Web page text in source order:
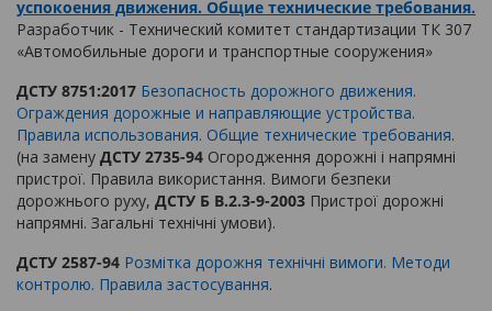
успокоения движения. Общие технические требования.
Разработчик - Технический комитет стандартизации ТК 307
«Автомобильные дороги и транспортные сооружения»
ДСТУ 8751:2017 Безопасность дорожного движения.
Ограждения дорожные и направляющие устройства.
Правила использования. Общие технические требования.
(на замену ДСТУ 2735-94 Огородження дорожні і напрямні
пристрої. Правила використання. Вимоги безпеки
дорожнього руху, ДСТУ Б В.2.3-9-2003 Пристрої дорожні
напрямні. Загальні технічні умови).
ДСТУ 2587-94 Розмітка дорожня технічні вимоги. Методи
контролю. Правила застосування.